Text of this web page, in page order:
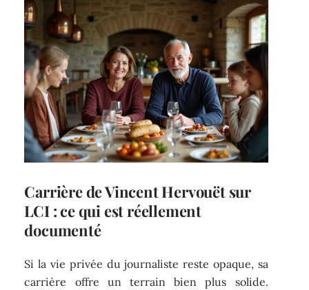
Carrière de Vincent Hervouët sur
LCI : ce qui est réellement
documenté
Si la vie privée du journaliste reste opaque, sa
carrière offre un terrain bien plus solide.